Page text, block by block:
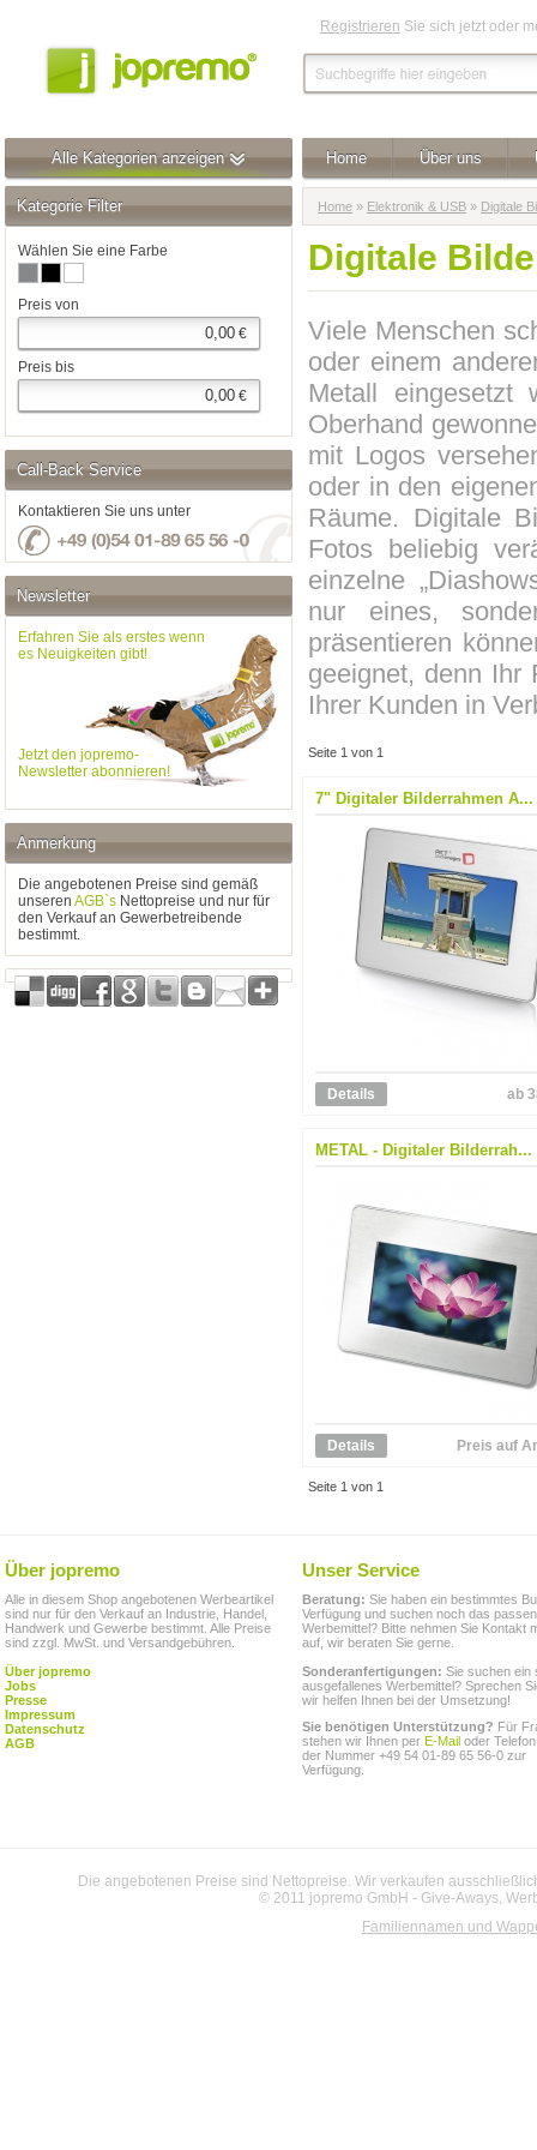
Registrieren Sie sich jetzt oder
Alle Kategorien anzeigen
Kategorie Filter
Wählen Sie eine Farbe
Preis von
€
Preis bis
€
Call-Back Service
Kontaktieren Sie uns unter
Newsletter
Erfahren Sie als erstes wenn
es Neuigkeiten gibt!
Jetzt den jopremo-
Newsletter abonnieren!
Anmerkung
Die angebotenen Preise sind gemäß
unseren AGB`s Nettopreise und nur für
den Verkauf an Gewerbetreibende
bestimmt.
Home Über uns
Home » Elektronik & USB » Digitale
Digitale
Viele Menschen
oder einem
Metall eingesetzt
Oberhand
mit Logos
oder in den
Räume. Digitale
Fotos beliebig
einzelne
nur eines,
präsentieren
geeignet, denn Ihr
Ihrer Kunden in
Seite 1 von 1
7" Digitaler Bilderrahmen A...
Details ab
METAL - Digitaler Bilderrah...
Details Preis auf
Seite 1 von 1
Über jopremo
Alle in diesem Shop angebotenen Werbeartikel
sind nur für den Verkauf an Industrie, Handel,
Handwerk und Gewerbe bestimmt. Alle Preise
sind zzgl. MwSt. und Versandgebühren.
Über jopremo
Jobs
Presse
Impressum
Datenschutz
AGB
Unser Service
Beratung: Sie haben ein bestimmtes
Verfügung und suchen noch das
Werbemittel? Bitte nehmen Sie Kontakt
auf, wir beraten Sie gerne.
Sonderanfertigungen: Sie suchen ein
ausgefallenes Werbemittel? Sprechen
wir helfen Ihnen bei der Umsetzung!
Sie benötigen Unterstützung? Für
stehen wir Ihnen per E-Mail oder
der Nummer +49 54 01-89 65 56-0 zur
Verfügung.
Die angebotenen Preise sind Nettopreise. Wir verkaufen
© 2011 jopremo GmbH - Give-Aways,
Familiennamen und